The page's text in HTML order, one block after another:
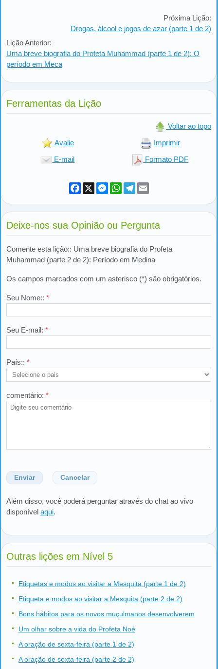
Lição Anterior:
Uma breve biografia do Profeta Muhammad (parte 1 de 2): O
período em Meca
Próxima Lição:
Drogas, álcool e jogos de azar (parte 1 de 2)
Ferramentas da Lição
Voltar ao topo
Avalie Imprimir
E-mail Formato PDF
Facebook
X Messenger
WhatsApp
Telegram
Deixe-nos sua Opinião ou Pergunta
Comente esta lição:: Uma breve biografia do Profeta
Muhammad (parte 2 de 2): Período em Medina
Os campos marcados com um asterisco (*) são obrigatórios.
Seu Nome:: *
Seu E-mail: *
País:: *
comentário: *
Enviar Cancelar
Além disso, você poderá perguntar através do chat ao vivo
disponível aqui.
Outras lições em Nível 5
Etiquetas e modos ao visitar a Mesquita (parte 1 de 2)
Etiqueta e modos ao visitar a Mesquita (parte 2 de 2)
Bons hábitos para os novos muçulmanos desenvolverem
Um olhar sobre a vida do Profeta Noé
A oração de sexta-feira (parte 1 de 2)
A oração de sexta-feira (parte 2 de 2)